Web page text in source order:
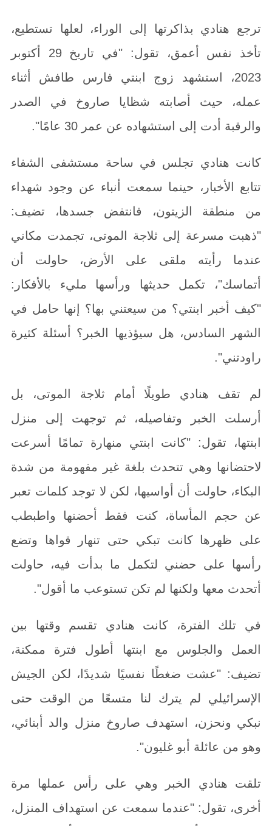
ترجع هنادي بذاكرتها إلى الوراء، لعلها تستطيع،
تأخذ نفس أعمق، تقول: "في تاريخ 29 أكتوبر
2023، استشهد زوج ابنتي فارس طافش أثناء
عمله، حيث أصابته شظايا صاروخ في الصدر
والرقبة أدت إلى استشهاده عن عمر 30 عامًا".
كانت هنادي تجلس في ساحة مستشفى الشفاء
تتابع الأخبار، حينما سمعت أنباء عن وجود شهداء
من منطقة الزيتون، فانتفض جسدها، تضيف:
"ذهبت مسرعة إلى ثلاجة الموتى، تجمدت مكاني
عندما رأيته ملقى على الأرض، حاولت أن
أتماسك"، تكمل حديثها ورأسها مليء بالأفكار:
"كيف أخبر ابنتي؟ من سيعتني بها؟ إنها حامل في
الشهر السادس، هل سيؤذيها الخبر؟ أسئلة كثيرة
راودتني".
لم تقف هنادي طويلًا أمام ثلاجة الموتى، بل
أرسلت الخبر وتفاصيله، ثم توجهت إلى منزل
ابنتها، تقول: "كانت ابنتي منهارة تمامًا أسرعت
لاحتضانها وهي تتحدث بلغة غير مفهومة من شدة
البكاء، حاولت أن أواسيها، لكن لا توجد كلمات تعبر
عن حجم المأساة، كنت فقط أحضنها واطبطب
على ظهرها كانت تبكي حتى تنهار قواها وتضع
رأسها على حضني لتكمل ما بدأت فيه، حاولت
أتحدث معها ولكنها لم تكن تستوعب ما أقول".
في تلك الفترة، كانت هنادي تقسم وقتها بين
العمل والجلوس مع ابنتها أطول فترة ممكنة،
تضيف: "عشت ضغطًا نفسيًا شديدًا، لكن الجيش
الإسرائيلي لم يترك لنا متسعًا من الوقت حتى
نبكي ونحزن، استهدف صاروخ منزل والد أبنائي،
وهو من عائلة أبو غليون".
تلقت هنادي الخبر وهي على رأس عملها مرة
أخرى، تقول: "عندما سمعت عن استهداف المنزل،